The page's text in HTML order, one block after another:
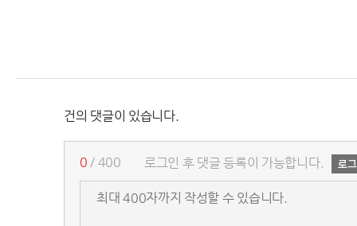
건의 댓글이 있습니다.
로그인 후 댓글 등록이 가능합니다.
0 / 400